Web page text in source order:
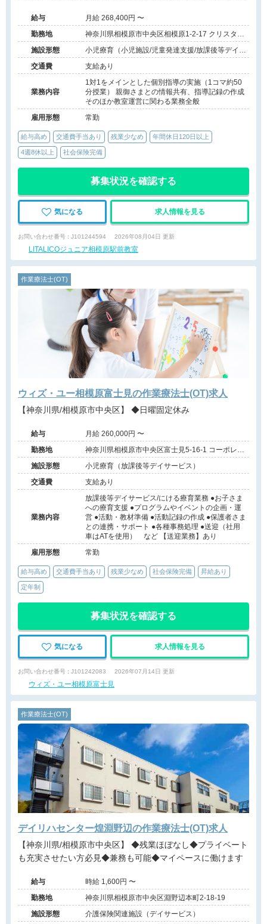
給与
月給 268,400円 〜
勤務地
神奈川県相模原市中央区相模原1-2-17 クリスタル
サガミハラ6F
施設形態
小児療育（小児施設/児童発達支援/放課後等デイサ
ービス）
交通費 支給あり
業務内容
1対1をメインとした個別指導の実施（1コマ約50
分授業） 親御さまとの情報共有、指導記録の作成
そのほか教室運営に関わる業務全般
雇用形態
常勤
給与高め 交通費手当あり 残業少なめ 年間休日120日以上
4週8休以上 社会保険完備
募集状況を確認する
気になる 求人情報を見る
お問い合わせ番号 : J101244594 2026年08月04日 更新
LITALICOジュニア相模原駅前教室
作業療法士(OT)
ウィズ・ユー相模原富士見の作業療法士(OT)求人
【神奈川県/相模原市中央区】 ◆日曜固定休み
給与
月給 260,000円 〜
勤務地
神奈川県相模原市中央区富士見5-16-1 コーポレー
ト相模原富士見
施設形態
小児療育（放課後等デイサービス）
交通費
支給あり
業務内容
放課後等デイサービス/にける療育業務 ●お子さま
への療育支援 ●プログラムやイベントの企画・運
営 ●活動・教材準備 ●活動記録の作成 ●保護者さま
との連携・サポート ●各種事務処理 ●送迎（社用
車はATを使用） など 【送迎業務】あり
雇用形態
常勤
給与高め 交通費手当あり 残業少なめ 社会保険完備 昇給あり
定年制
募集状況を確認する
気になる 求人情報を見る
お問い合わせ番号 : J101242083 2026年07月14日 更新
ウィズ・ユー相模原富士見
作業療法士(OT)
デイリハセンター煌淵野辺の作業療法士(OT)求人
【神奈川県/相模原市中央区】 ◆残業ほぼなし◆プライベート
も充実させたい方必見◆兼務も可能◆マイペースに働けます
給与
時給 1,600円 〜
勤務地
神奈川県相模原市中央区淵野辺本町2-18-19
施設形態
介護保険関連施設（デイサービス）